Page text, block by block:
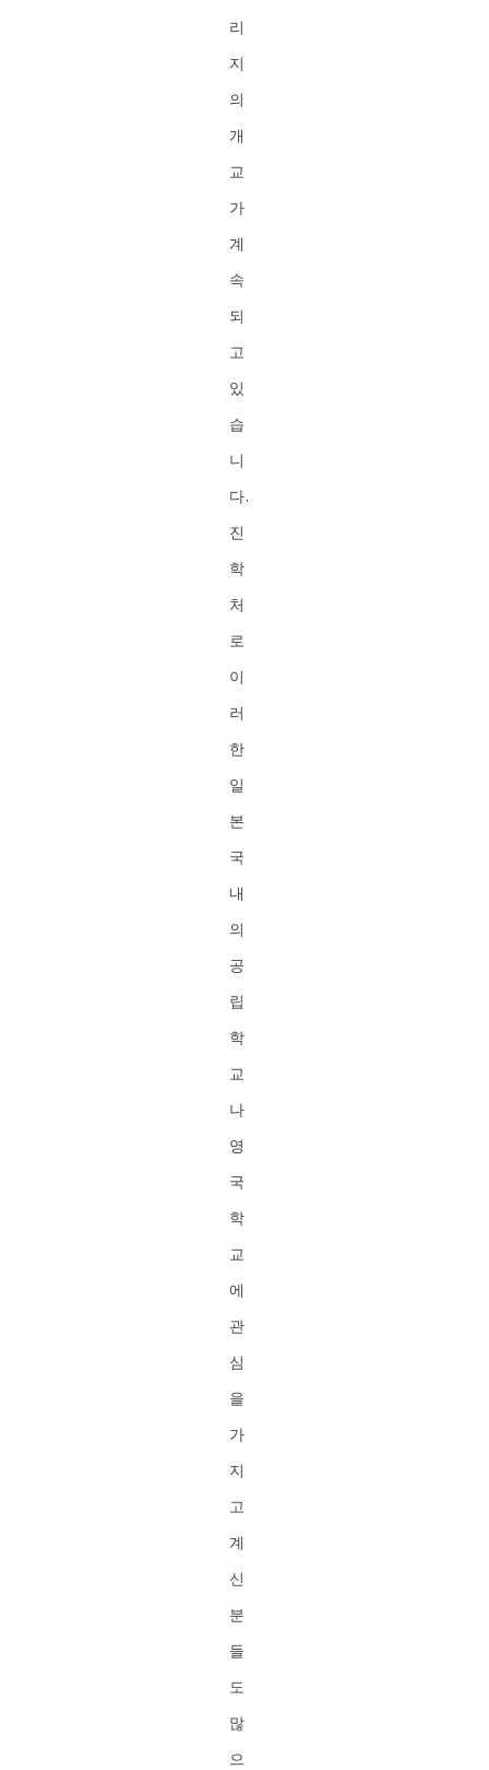
리
지
의
개
교
가
계
속
되
고
있
습
니
다.
진
학
처
로
이
러
한
일
본
국
내
의
공
립
학
교
나
영
국
학
교
에
관
심
을
가
지
고
계
신
분
들
도
많
으